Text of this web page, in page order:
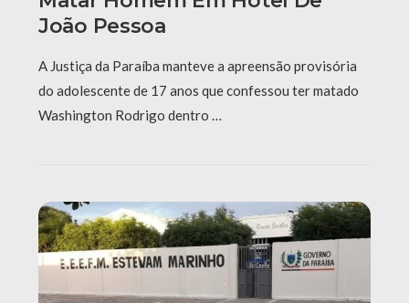
João Pessoa
A Justiça da Paraíba manteve a apreensão provisória
do adolescente de 17 anos que confessou ter matado
Washington Rodrigo dentro …